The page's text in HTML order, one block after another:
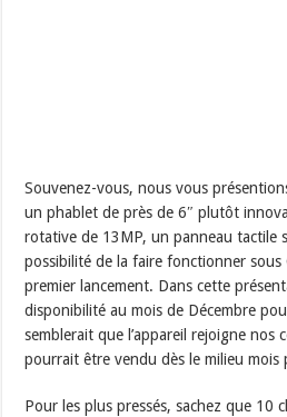
Souvenez-vous, nous vous
un phablet de près de 6″ plutôt
rotative de 13MP, un panneau tactile
possibilité de la faire fonctionner sous
premier lancement. Dans cette
disponibilité au mois de Décembre
semblerait que l’appareil rejoigne nos
pourrait être vendu dès le milieu mois
Pour les plus pressés, sachez que 10